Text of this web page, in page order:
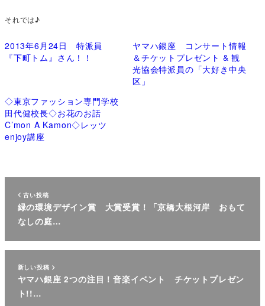
それでは♪
2013年6月24日 特派員
『下町トム』さん！！
ヤマハ銀座 コンサート情報
＆チケットプレゼント & 観
光協会特派員の「大好き中央
区」
◇東京ファッション専門学校
田代健校長◇お花のお話
C’mon A Kamon◇レッツ
enjoy講座
古い投稿
緑の環境デザイン賞 大賞受賞！「京橋大根河岸 おもて
なしの庭…
新しい投稿
ヤマハ銀座 2つの注目！音楽イベント チケットプレゼン
ト!!…